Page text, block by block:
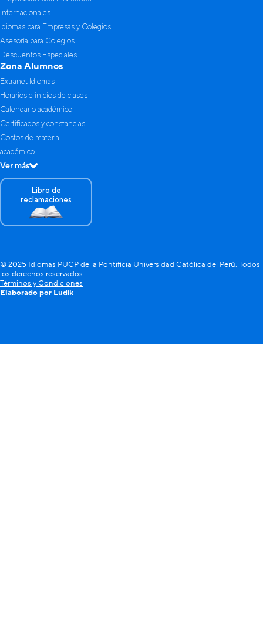
Internacionales
Idiomas para Empresas y Colegios
Asesoría para Colegios
Descuentos Especiales
Zona Alumnos
Extranet Idiomas
Horarios e inicios de clases
Calendario académico
Certificados y constancias
Costos de material
académico
Ver más
Libro de
reclamaciones
© 2025 Idiomas PUCP de la Pontificia Universidad Católica del Perú. Todos
los derechos reservados.
Términos y Condiciones
Elaborado por Ludik